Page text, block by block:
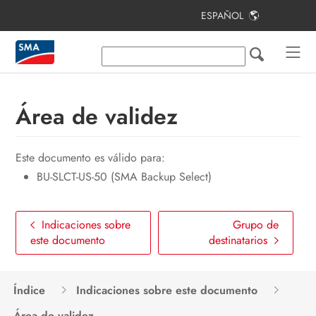
ESPAÑOL
Área de validez
Este documento es válido para:
BU-SLCT-US-50 (SMA Backup Select)
Indicaciones sobre
este documento
Grupo de
destinatarios
Índice
Indicaciones sobre este documento
Índice
Indicaciones sobre este documento
Contenido de la entrega
Vista general del producto
Conexión eléctrica
Manejo
Eliminación de fallos